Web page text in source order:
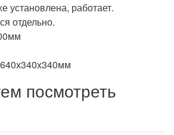
установлена, работает.
отдельно.
посмотреть